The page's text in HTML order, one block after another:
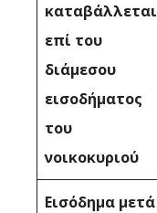
καταβάλλεται
επί του
διάμεσου
εισοδήματος
του
νοικοκυριού
Εισόδημα μετά